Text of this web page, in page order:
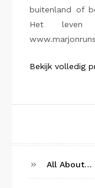
buitenland of
Het leven
Bekijk volledig
All About…